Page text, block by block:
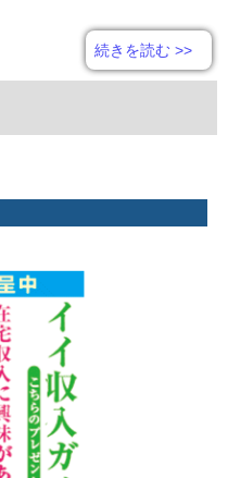
続きを読む >>